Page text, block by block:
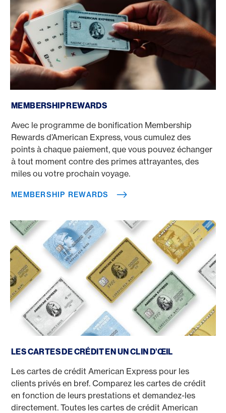
MEMBERSHIP REWARDS
Avec le programme de bonification Membership
Rewards d’American Express, vous cumulez des
points à chaque paiement, que vous pouvez échanger
à tout moment contre des primes attrayantes, des
miles ou votre prochain voyage.
MEMBERSHIP REWARDS
LES CARTES DE CRÉDIT EN UN CLIN D’ŒIL
Les cartes de crédit American Express pour les
clients privés en bref. Comparez les cartes de crédit
en fonction de leurs prestations et demandez-les
directement. Toutes les cartes de crédit American